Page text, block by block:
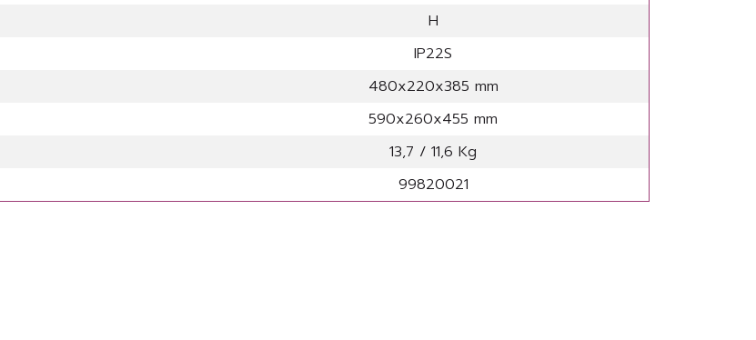
H
IP22S
480x220x385 mm
590x260x455 mm
13,7 / 11,6 Kg
99820021